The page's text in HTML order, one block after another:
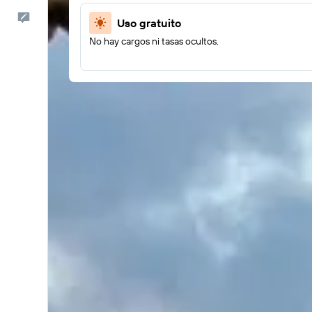
Comentarios Uso gratuito
No hay cargos ni tasas ocultos.